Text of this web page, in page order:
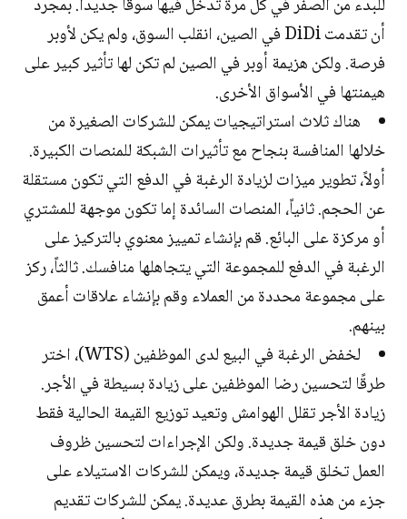
للبدء من الصفر في كل مرة تدخل فيها سوقًا جديدًا. بمجرد
أن تقدمت DiDi في الصين، انقلب السوق، ولم يكن لأوبر
فرصة. ولكن هزيمة أوبر في الصين لم تكن لها تأثير كبير على
هيمنتها في الأسواق الأخرى.
هناك ثلاث استراتيجيات يمكن للشركات الصغيرة من
خلالها المنافسة بنجاح مع تأثيرات الشبكة للمنصات الكبيرة.
أولاً، تطوير ميزات لزيادة الرغبة في الدفع التي تكون مستقلة
عن الحجم. ثانياً، المنصات السائدة إما تكون موجهة للمشتري
أو مركزة على البائع. قم بإنشاء تمييز معنوي بالتركيز على
الرغبة في الدفع للمجموعة التي يتجاهلها منافسك. ثالثاً، ركز
على مجموعة محددة من العملاء وقم بإنشاء علاقات أعمق
بينهم.
لخفض الرغبة في البيع لدى الموظفين (WTS)، اختر
طرقًا لتحسين رضا الموظفين على زيادة بسيطة في الأجر.
زيادة الأجر تقلل الهوامش وتعيد توزيع القيمة الحالية فقط
دون خلق قيمة جديدة. ولكن الإجراءات لتحسين ظروف
العمل تخلق قيمة جديدة، ويمكن للشركات الاستيلاء على
جزء من هذه القيمة بطرق عديدة. يمكن للشركات تقديم